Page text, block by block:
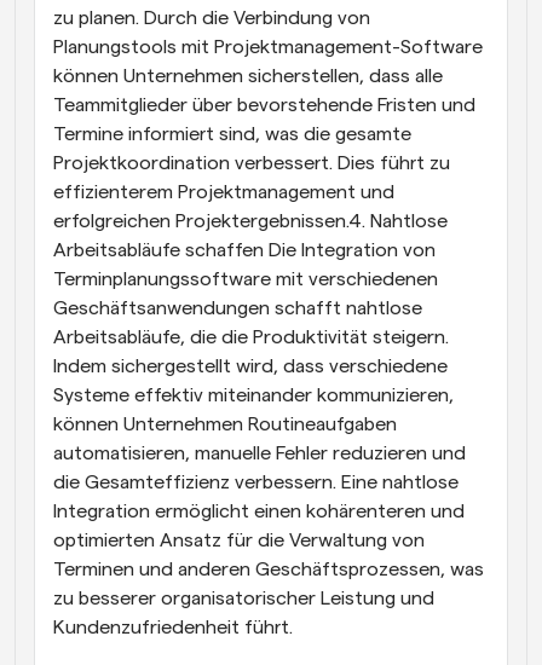
zu planen. Durch die Verbindung von
Planungstools mit Projektmanagement-Software
können Unternehmen sicherstellen, dass alle
Teammitglieder über bevorstehende Fristen und
Termine informiert sind, was die gesamte
Projektkoordination verbessert. Dies führt zu
effizienterem Projektmanagement und
erfolgreichen Projektergebnissen.4. Nahtlose
Arbeitsabläufe schaffen Die Integration von
Terminplanungssoftware mit verschiedenen
Geschäftsanwendungen schafft nahtlose
Arbeitsabläufe, die die Produktivität steigern.
Indem sichergestellt wird, dass verschiedene
Systeme effektiv miteinander kommunizieren,
können Unternehmen Routineaufgaben
automatisieren, manuelle Fehler reduzieren und
die Gesamteffizienz verbessern. Eine nahtlose
Integration ermöglicht einen kohärenteren und
optimierten Ansatz für die Verwaltung von
Terminen und anderen Geschäftsprozessen, was
zu besserer organisatorischer Leistung und
Kundenzufriedenheit führt.